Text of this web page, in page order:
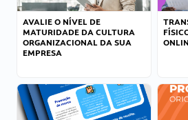
AVALIE O NÍVEL DE
MATURIDADE DA CULTURA
ORGANIZACIONAL DA SUA
EMPRESA